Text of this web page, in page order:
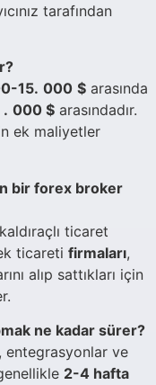
tarafından
15. 000 $ arasında
. 000 $ arasındadır.
ek maliyetler
bir forex broker
ticaret
ticareti firmaları,
alıp sattıkları için
ne kadar sürer?
entegrasyonlar ve
2-4 hafta